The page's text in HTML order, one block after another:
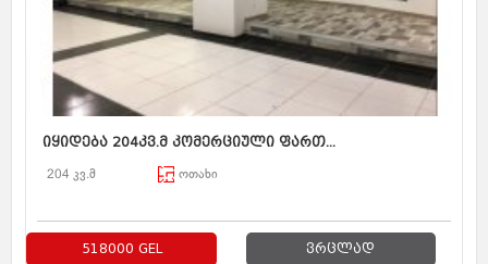
იყიდება 204კვ.მ კომერციული ფართ...
204 კვ.მ ოთახი
518000 GEL ვრცლად